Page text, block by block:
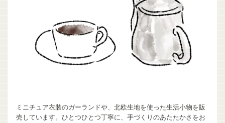
ミニチュア衣装のガーランドや、北欧生地を使った生活小物を販
売しています。ひとつひとつ丁寧に、手づくりのあたたかさをお